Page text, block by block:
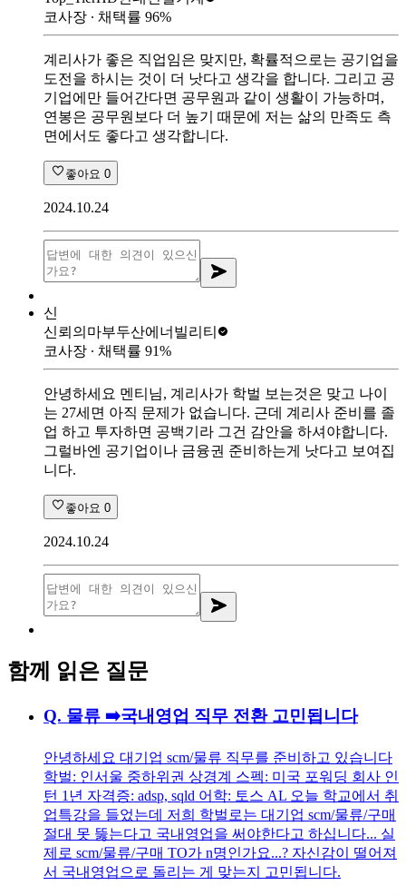
코사장 ∙ 채택률 96%
계리사가 좋은 직업임은 맞지만, 확률적으로는 공기업을
도전을 하시는 것이 더 낫다고 생각을 합니다. 그리고 공
기업에만 들어간다면 공무원과 같이 생활이 가능하며,
연봉은 공무원보다 더 높기 때문에 저는 삶의 만족도 측
면에서도 좋다고 생각합니다.
좋아요 0
2024.10.24
신
신뢰의마부두산에너빌리티
코사장 ∙ 채택률 91%
안녕하세요 멘티님, 계리사가 학벌 보는것은 맞고 나이
는 27세면 아직 문제가 없습니다. 근데 계리사 준비를 졸
업 하고 투자하면 공백기라 그건 감안을 하셔야합니다.
그럴바엔 공기업이나 금융권 준비하는게 낫다고 보여집
니다.
좋아요 0
2024.10.24
함께 읽은 질문
Q. 물류 ➡️국내영업 직무 전환 고민됩니다
안녕하세요 대기업 scm/물류 직무를 준비하고 있습니다
학벌: 인서울 중하위권 상경계 스펙: 미국 포워딩 회사 인
턴 1년 자격증: adsp, sqld 어학: 토스 AL 오늘 학교에서 취
업특강을 들었는데 저희 학벌로는 대기업 scm/물류/구매
절대 못 뚫는다고 국내영업을 써야한다고 하십니다... 실
제로 scm/물류/구매 TO가 n명인가요...? 자신감이 떨어져
서 국내영업으로 돌리는 게 맞는지 고민됩니다.